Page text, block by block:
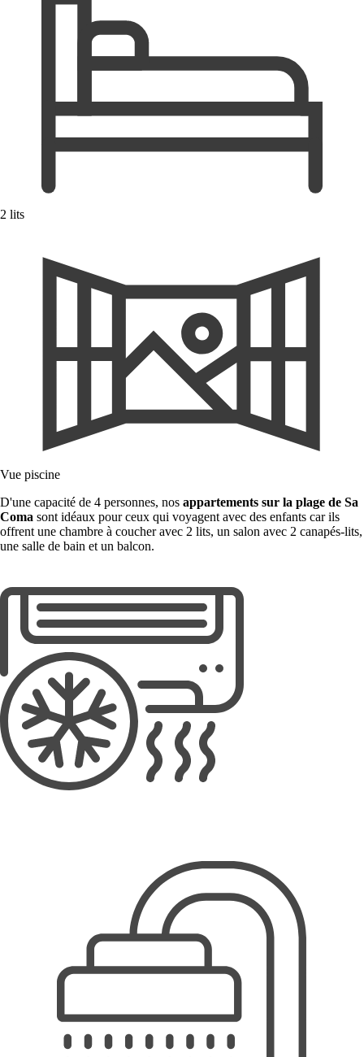
2 lits
Vue piscine
D'une capacité de 4 personnes, nos appartements sur la plage de Sa
Coma sont idéaux pour ceux qui voyagent avec des enfants car ils
offrent une chambre à coucher avec 2 lits, un salon avec 2 canapés-lits,
une salle de bain et un balcon.